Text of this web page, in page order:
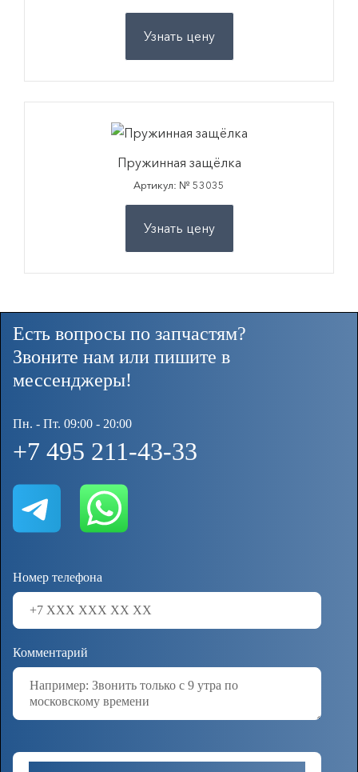
Узнать цену
Пружинная защёлка
Артикул: № 53035
Узнать цену
Есть вопросы по запчастям?
Звоните нам или пишите в
мессенджеры!
Пн. - Пт. 09:00 - 20:00
+7 495 211-43-33
Номер телефона
Комментарий